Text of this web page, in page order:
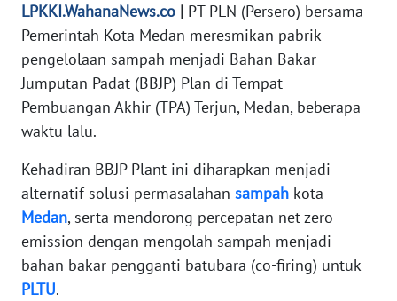
LPKKI.WahanaNews.co | PT PLN (Persero) bersama
Pemerintah Kota Medan meresmikan pabrik
pengelolaan sampah menjadi Bahan Bakar
Jumputan Padat (BBJP) Plan di Tempat
Pembuangan Akhir (TPA) Terjun, Medan, beberapa
waktu lalu.
Kehadiran BBJP Plant ini diharapkan menjadi
alternatif solusi permasalahan sampah kota
Medan, serta mendorong percepatan net zero
emission dengan mengolah sampah menjadi
bahan bakar pengganti batubara (co-firing) untuk
PLTU.
DISCLAIMER
Wahana
News
WN
SUMUT
WN
JAKARTA